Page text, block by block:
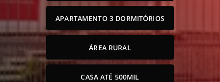
APARTAMENTO 3 DORMITÓRIOS
ÁREA RURAL
CASA ATÉ 500MIL